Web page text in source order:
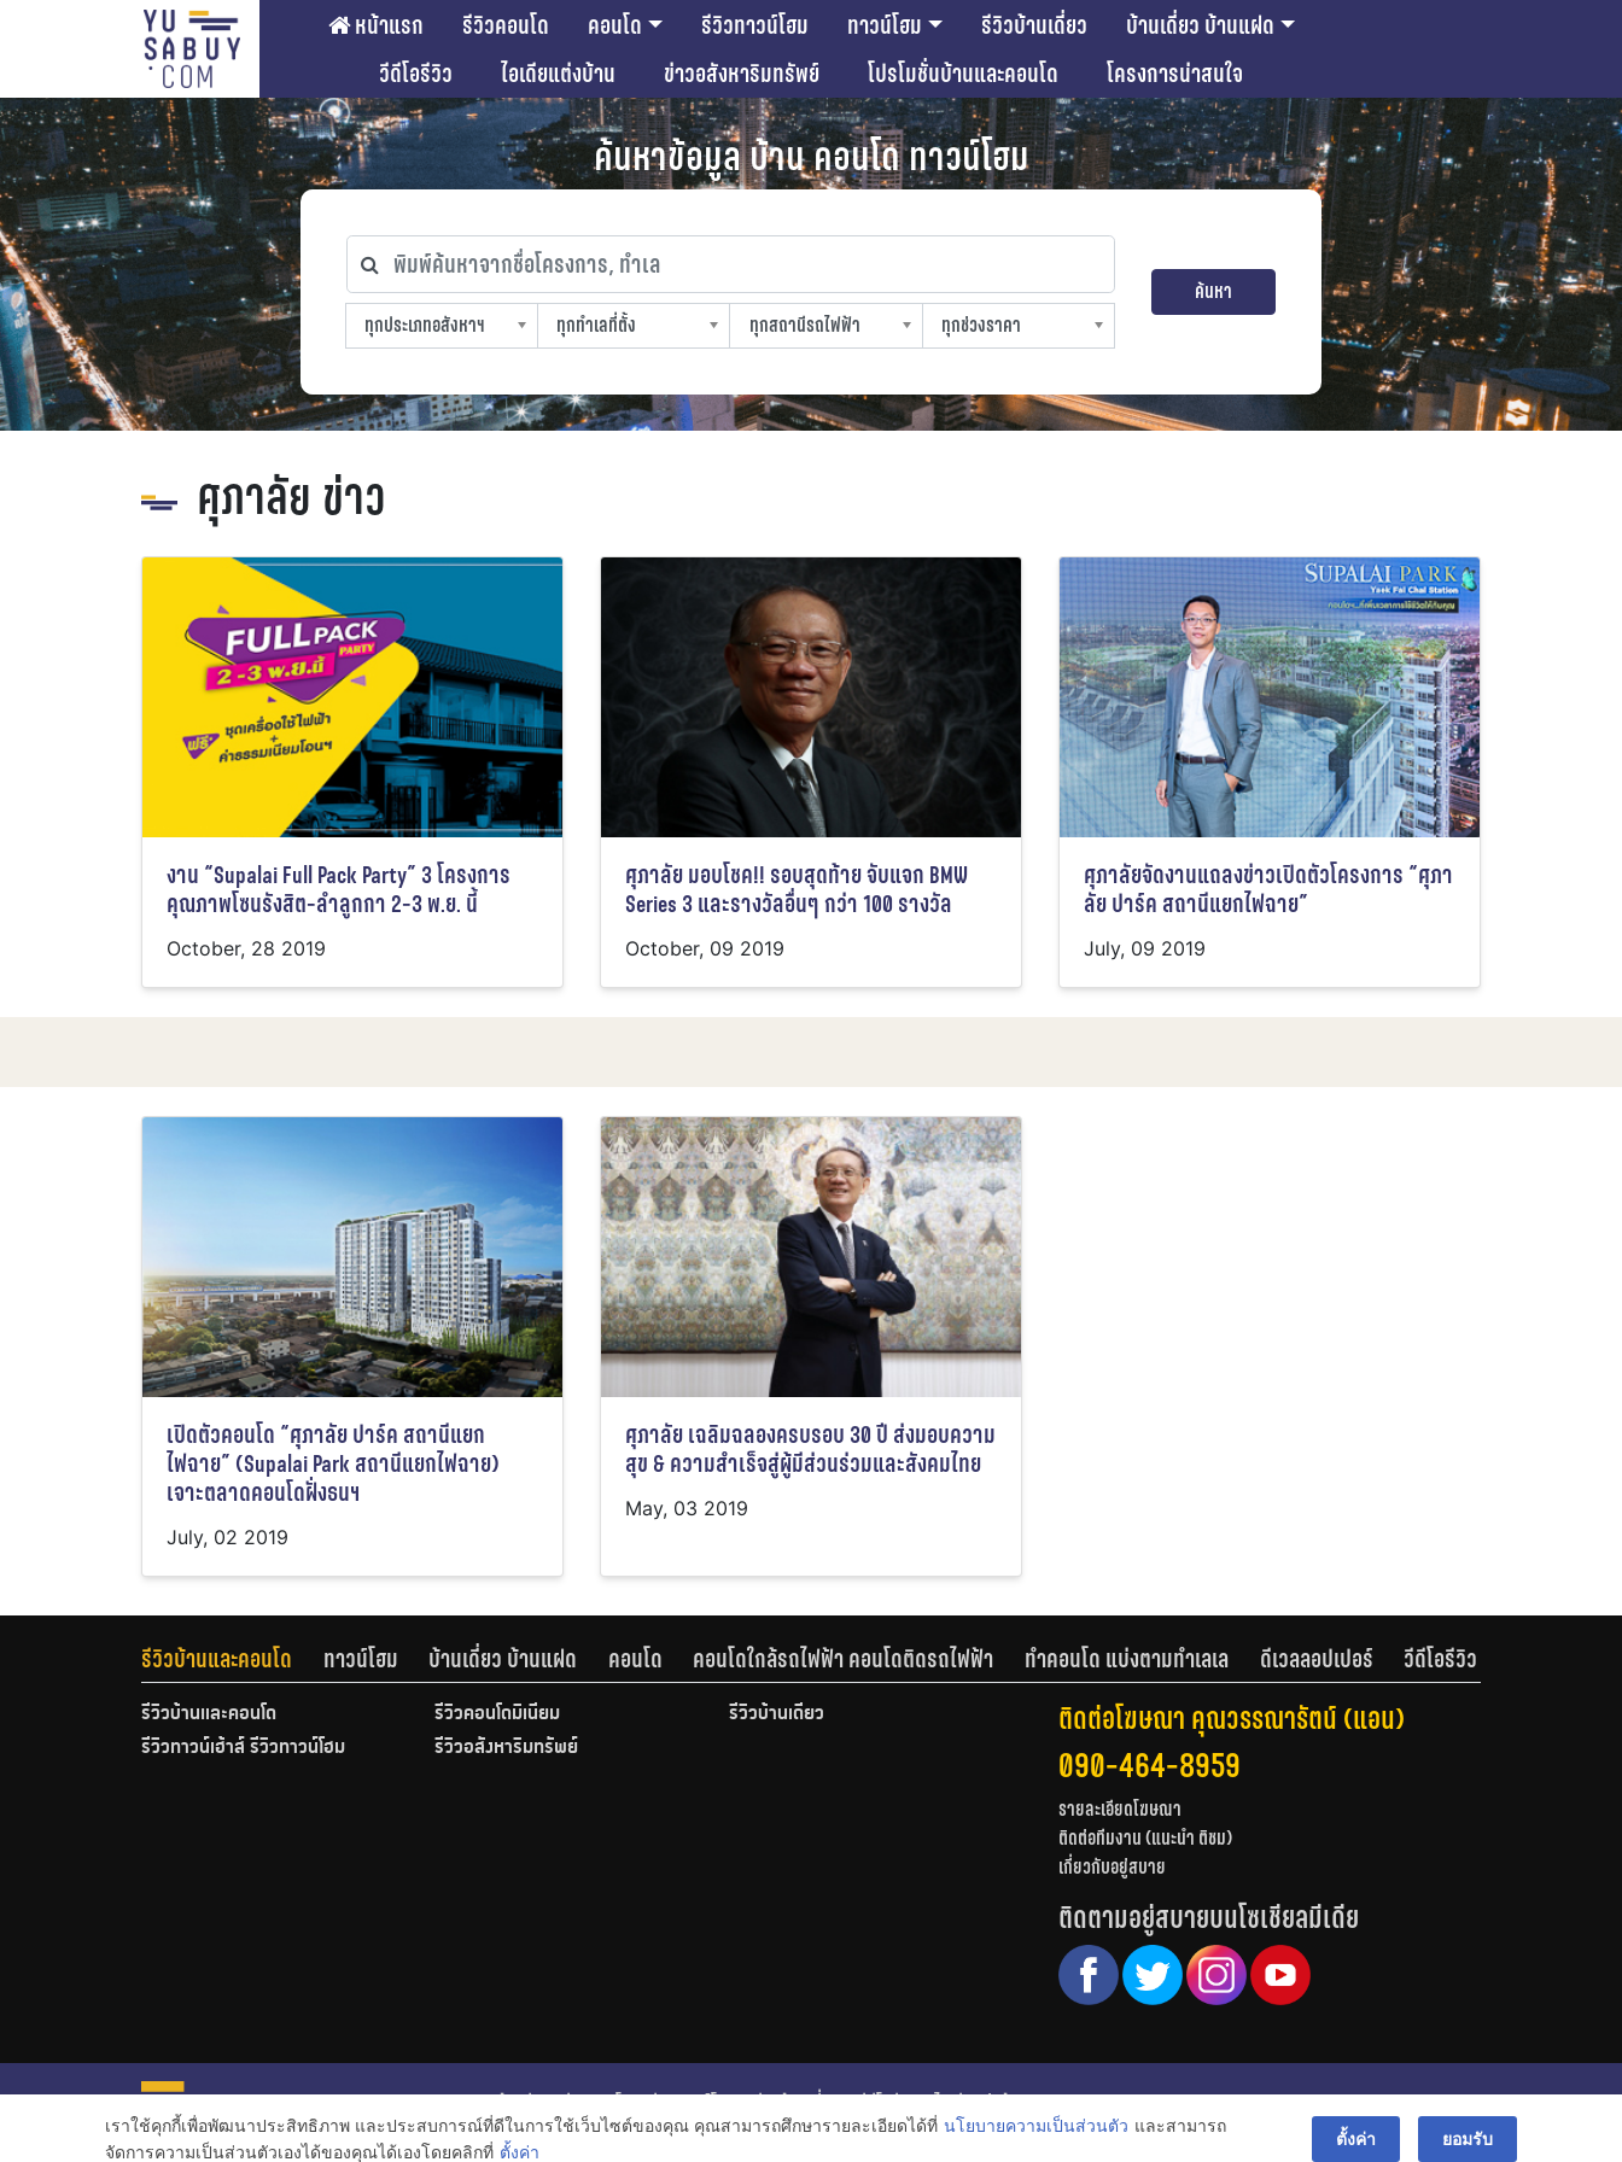
หน้าแรก รีวิวคอนโด คอนโด รีวิวทาวน์โฮม ทาวน์โฮม รีวิวบ้านเดี่ยว
บ้านเดี่ยว บ้านแฝด
วีดีโอรีวิว
ไอเดียแต่งบ้าน ข่าวอสังหาริมทรัพย์ โปรโมชั่นบ้านและคอนโด โครงการน่าสนใจ
ค้นหาข้อมูล บ้าน คอนโด ทาวน์โฮม
พิมพ์ค้นหาจากชื่อโครงการ, ทำเล
ทุกประเภทอสังหาฯ
ทุกประเภทอสังหาฯ
ทุกทำเลที่ตั้ง
ทุกทำเลที่ตั้ง
ทุกสถานีรถไฟฟ้า
ทุกสถานีรถไฟฟ้า
ทุกช่วงราคา
ทุกช่วงราคา
ค้นหา
ศุภาลัย ข่าว
งาน “Supalai Full Pack Party” 3 โครงการ
คุณภาพโซนรังสิต-ลำลูกกา 2-3 พ.ย. นี้
October, 28 2019
ศุภาลัย มอบโชค!! รอบสุดท้าย จับแจก BMW
Series 3 และรางวัลอื่นๆ กว่า 100 รางวัล
October, 09 2019
ศุภาลัยจัดงานแถลงข่าวเปิดตัวโครงการ “ศุภา
ลัย ปาร์ค สถานีแยกไฟฉาย”
July, 09 2019
เปิดตัวคอนโด “ศุภาลัย ปาร์ค สถานีแยก
ไฟฉาย” (Supalai Park สถานีแยกไฟฉาย)
เจาะตลาดคอนโดฝั่งธนฯ
July, 02 2019
ศุภาลัย เฉลิมฉลองครบรอบ 30 ปี ส่งมอบความ
สุข & ความสำเร็จสู่ผู้มีส่วนร่วมและสังคมไทย
May, 03 2019
รีวิวบ้านและคอนโด ทาวน์โฮม บ้านเดี่ยว บ้านแฝด คอนโด คอนโดใกล้รถไฟฟ้า คอนโดติดรถไฟฟ้า ทำคอนโด แบ่งตามทำเลเล ดีเวลลอปเปอร์ วีดีโอรีวิว
รีวิวบ้านและคอนโด รีวิวคอนโดมิเนียม
รีวิวบ้านเดี่ยว
รีวิวทาวน์เฮ้าส์ รีวิวทาวน์โฮม
รีวิวอสังหาริมทรัพย์
ติดต่อโฆษณา คุณวรรณารัตน์ (แอน)
090-464-8959
รายละเอียดโฆษณา
ติดต่อทีมงาน (แนะนำ ติชม)
เกี่ยวกับอยู่สบาย
ติดตามอยู่สบายบนโซเชียลมีเดีย
หน้าหลัก รีวิวคอนโด รีวิวทาวน์โฮม รีวิวบ้านเดี่ยว วีดีโอรีวิว
ไอเดียแต่งบ้าน
ข่าวอสังหาริมทรัพย์
โปรโมชั่นบ้านและคอนโด
© สงวนลิขสิทธิ์ 2556-2564
เราใช้คุกกี้เพื่อพัฒนาประสิทธิภาพ และประสบการณ์ที่ดีในการใช้เว็บไซต์ของคุณ คุณสามารถศึกษารายละเอียดได้ที่ นโยบายความเป็นส่วนตัว และสามารถ
จัดการความเป็นส่วนตัวเองได้ของคุณได้เองโดยคลิกที่ ตั้งค่า
ตั้งค่า ยอมรับ